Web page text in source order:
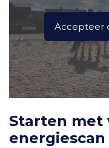
Accepteer
Starten met
energiescan